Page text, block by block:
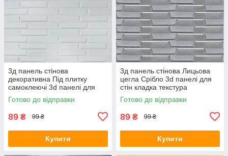
3д панель стінова
декоративна Під плитку
самоклеючі 3d панелі для
стін текстурна 700x770x5 мм
(31) SW-00000167
Готово до відправки
89 ₴ 99 ₴
Купити
3д панель стінова Лицьова
цегла Срібло 3d панелі для
стін кладка текстура
700x770x5мм (34) SW-
00000217
Готово до відправки
89 ₴ 99 ₴
Купити